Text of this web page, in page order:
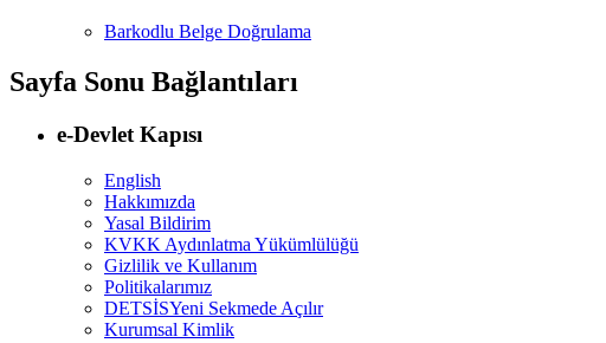
Barkodlu Belge Doğrulama
Sayfa Sonu Bağlantıları
e-Devlet Kapısı
English
Hakkımızda
Yasal Bildirim
KVKK Aydınlatma Yükümlülüğü
Gizlilik ve Kullanım
Politikalarımız
DETSİSYeni Sekmede Açılır
Kurumsal Kimlik